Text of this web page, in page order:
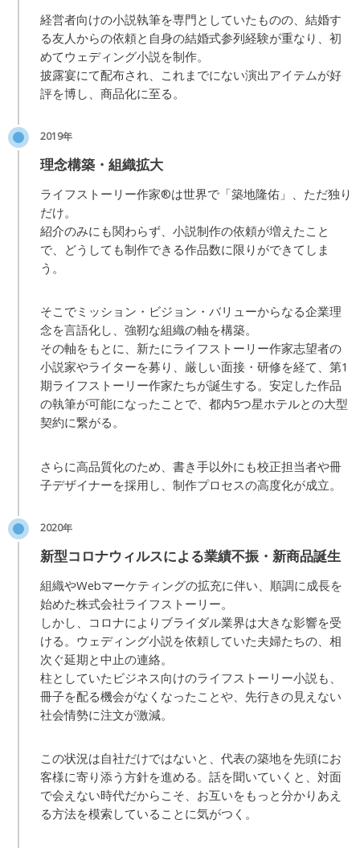
経営者向けの小説執筆を専門としていたものの、結婚す
る友人からの依頼と自身の結婚式参列経験が重なり、初
めてウェディング小説を制作。
披露宴にて配布され、これまでにない演出アイテムが好
評を博し、商品化に至る。
2019年
理念構築・組織拡大
ライフストーリー作家®︎は世界で「築地隆佑」、ただ独り
だけ。
紹介のみにも関わらず、小説制作の依頼が増えたこと
で、どうしても制作できる作品数に限りができてしま
う。
そこでミッション・ビジョン・バリューからなる企業理
念を言語化し、強靭な組織の軸を構築。
その軸をもとに、新たにライフストーリー作家志望者の
小説家やライターを募り、厳しい面接・研修を経て、第1
期ライフストーリー作家たちが誕生する。安定した作品
の執筆が可能になったことで、都内5つ星ホテルとの大型
契約に繋がる。
さらに高品質化のため、書き手以外にも校正担当者や冊
子デザイナーを採用し、制作プロセスの高度化が成立。
2020年
新型コロナウィルスによる業績不振・新商品誕生
組織やWebマーケティングの拡充に伴い、順調に成長を
始めた株式会社ライフストーリー。
しかし、コロナによりブライダル業界は大きな影響を受
ける。ウェディング小説を依頼していた夫婦たちの、相
次ぐ延期と中止の連絡。
柱としていたビジネス向けのライフストーリー小説も、
冊子を配る機会がなくなったことや、先行きの見えない
社会情勢に注文が激減。
この状況は自社だけではないと、代表の築地を先頭にお
客様に寄り添う方針を進める。話を聞いていくと、対面
で会えない時代だからこそ、お互いをもっと分かりあえ
る方法を模索していることに気がつく。